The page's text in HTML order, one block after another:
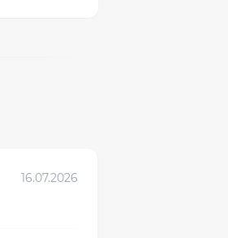
16.07.2026